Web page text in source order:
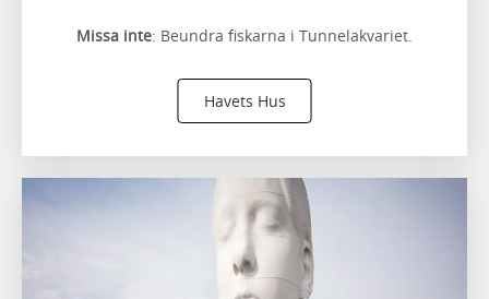
Missa inte: Beundra fiskarna i Tunnelakvariet.
Havets Hus